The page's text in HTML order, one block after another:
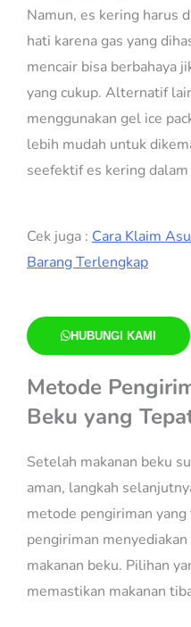
Namun, es kering harus
hati karena gas yang
mencair bisa berbahaya
yang cukup. Alternatif
menggunakan gel ice
lebih mudah untuk
seefektif es kering
Cek juga : Cara Klaim
Barang Terlengkap
HUBUNGI KAMI
Metode
Beku yang
Setelah makanan beku
aman, langkah
metode pengiriman
pengiriman
makanan beku. Pilihan
memastikan makanan